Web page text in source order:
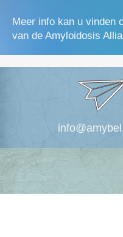
Meer info kan u vinden
van de Amyloidosis